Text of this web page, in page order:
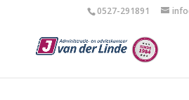
0527-291891